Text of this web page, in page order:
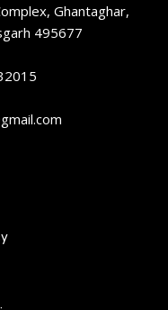
Ghantaghar,
495677